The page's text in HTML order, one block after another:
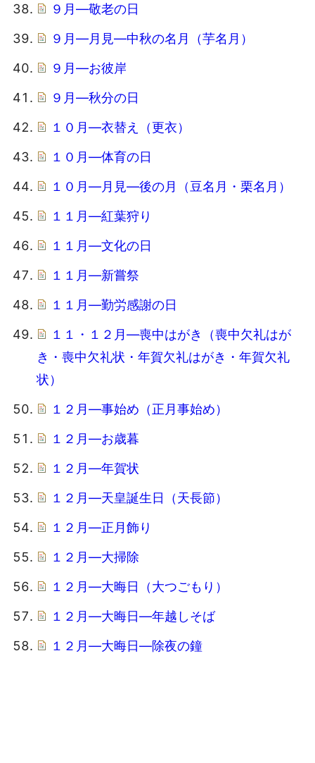
９月―敬老の日
９月―月見―中秋の名月（芋名月）
９月―お彼岸
９月―秋分の日
１０月―衣替え（更衣）
１０月―体育の日
１０月―月見―後の月（豆名月・栗名月）
１１月―紅葉狩り
１１月―文化の日
１１月―新嘗祭
１１月―勤労感謝の日
１１・１２月―喪中はがき（喪中欠礼はが
き・喪中欠礼状・年賀欠礼はがき・年賀欠礼
状）
１２月―事始め（正月事始め）
１２月―お歳暮
１２月―年賀状
１２月―天皇誕生日（天長節）
１２月―正月飾り
１２月―大掃除
１２月―大晦日（大つごもり）
１２月―大晦日―年越しそば
１２月―大晦日―除夜の鐘